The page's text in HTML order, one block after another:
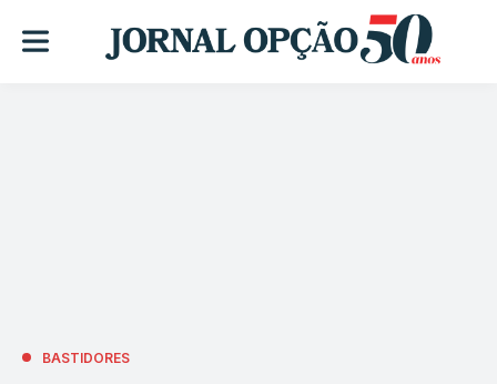
BASTIDORES